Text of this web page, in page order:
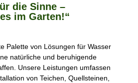
die Sinne –
im Garten!“
Palette von Lösungen für Wasser
natürliche und beruhigende
Unsere Leistungen umfassen
von Teichen, Quellsteinen,